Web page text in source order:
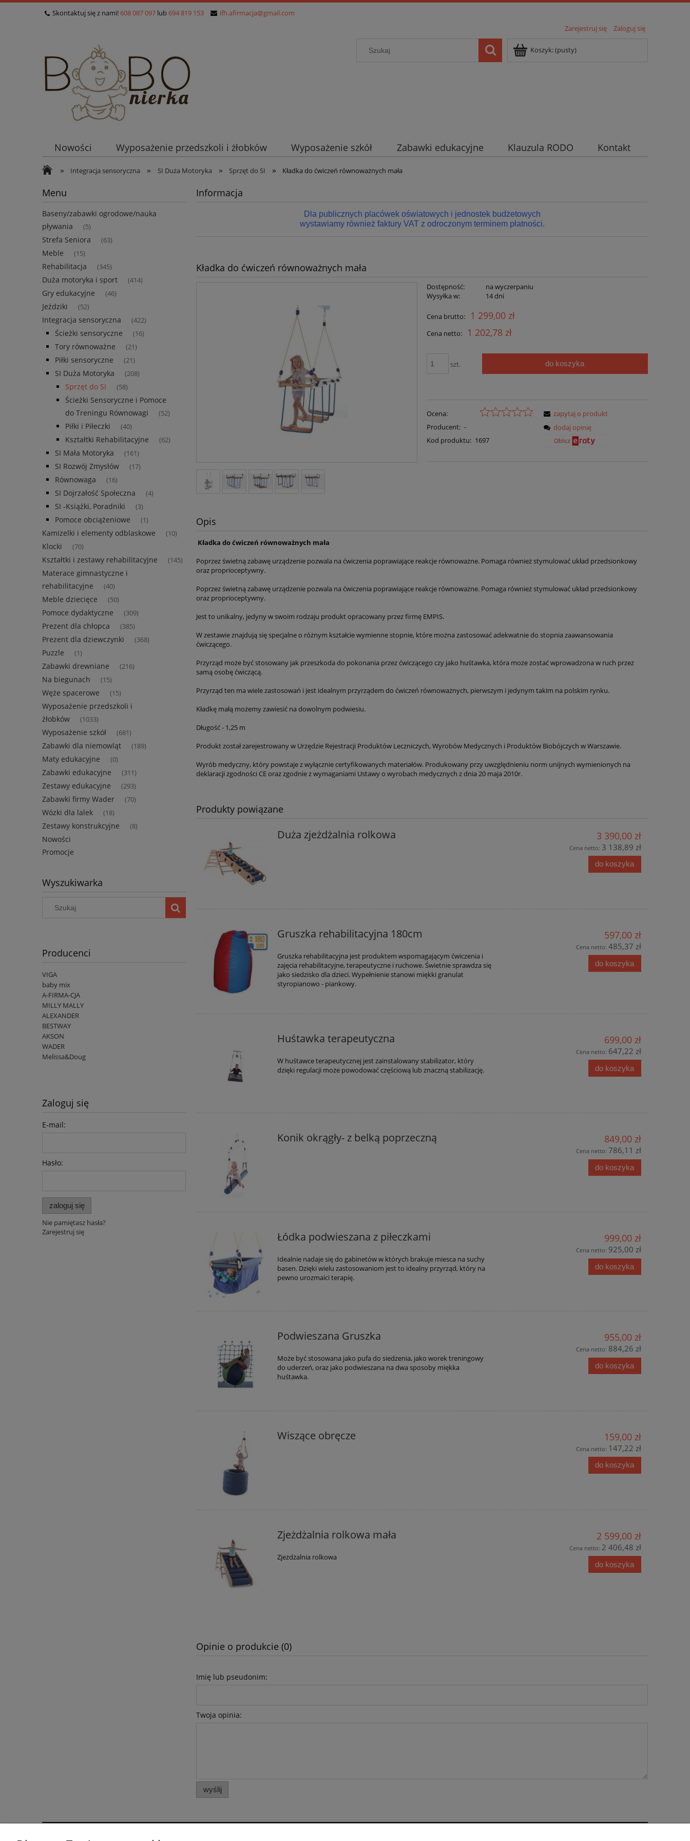
Skontaktuj się z nami! 608 087 097 lub 694 819 153
ifh.afirmacja@gmail.com
Zarejestruj się
Zaloguj się
Koszyk:(pusty)
Nowości Wyposażenie przedszkoli i żłobków Wyposażenie szkół Zabawki edukacyjne Klauzula RODO Kontakt
» Integracja sensoryczna » SI Duża Motoryka » Sprzęt do SI » Kładka do ćwiczeń równoważnych mała
Menu
Baseny/zabawki ogrodowe/nauka
pływania
(5)
Strefa Seniora (63)
Meble (15)
Rehabilitacja (345)
Duża motoryka i sport (414)
Gry edukacyjne (46)
Jeździki (52)
Integracja sensoryczna (422)
Ścieżki sensoryczne (16)
Tory równoważne (21)
Piłki sensoryczne (21)
SI Duża Motoryka (208)
Sprzęt do SI (58)
Ścieżki Sensoryczne i Pomoce
do Treningu Równowagi
(52)
Piłki i Piłeczki (40)
Kształtki Rehabilitacyjne (62)
SI Mała Motoryka (161)
SI Rozwój Zmysłów (17)
Równowaga (16)
SI Dojrzałość Społeczna (4)
SI -Książki, Poradniki (3)
Pomoce obciążeniowe (1)
Kamizelki i elementy odblaskowe (10)
Klocki (70)
Kształtki i zestawy rehabilitacyjne (145)
Materace gimnastyczne i
rehabilitacyjne
(40)
Meble dziecięce (50)
Pomoce dydaktyczne (309)
Prezent dla chłopca (385)
Prezent dla dziewczynki (368)
Puzzle (1)
Zabawki drewniane (216)
Na biegunach (15)
Węże spacerowe (15)
Wyposażenie przedszkoli i
żłobków
(1033)
Wyposażenie szkół (681)
Zabawki dla niemowląt (189)
Maty edukacyjne (0)
Zabawki edukacyjne (311)
Zestawy edukacyjne (293)
Zabawki firmy Wader (70)
Wózki dla lalek (18)
Zestawy konstrukcyjne (8)
Nowości
Promocje
Wyszukiwarka
Producenci
VIGA
baby mix
A-FIRMA-CJA
MILLY MALLY
ALEXANDER
BESTWAY
AKSON
WADER
Melissa&Doug
Zaloguj się
E-mail:
Hasło:
zaloguj się
Nie pamiętasz hasła?
Zarejestruj się
Informacja
Dla publicznych placówek oświatowych i jednostek budżetowych
wystawiamy również faktury VAT z odroczonym terminem płatności.
Kładka do ćwiczeń równoważnych mała
Dostępność:
na wyczerpaniu
Wysyłka w:
14 dni
Cena brutto: 1 299,00 zł
Cena netto: 1 202,78 zł
szt. do koszyka
Ocena:
Producent: -
Kod produktu: 1697
zapytaj o produkt
dodaj opinię
Opis
Kładka do ćwiczeń równoważnych mała
Poprzez świetną zabawę urządzenie pozwala na ćwiczenia poprawiające reakcje równoważne. Pomaga również stymulować układ przedsionkowy
oraz proprioceptywny.
Poprzez świetną zabawę urządzenie pozwala na ćwiczenia poprawiające reakcje równoważne. Pomaga również stymulować układ przedsionkowy
oraz proprioceptywny.
Jest to unikalny, jedyny w swoim rodzaju produkt opracowany przez firmę EMPIS.
W zestawie znajdują się specjalne o różnym kształcie wymienne stopnie, które można zastosować adekwatnie do stopnia zaawansowania
ćwiczącego.
Przyrząd może być stosowany jak przeszkoda do pokonania przez ćwiczącego czy jako huśtawka, która może zostać wprowadzona w ruch przez
samą osobę ćwiczącą.
Przyrząd ten ma wiele zastosowań i jest idealnym przyrządem do ćwiczeń równoważnych, pierwszym i jedynym takim na polskim rynku.
Kładkę małą możemy zawiesić na dowolnym podwiesiu.
Długość - 1,25 m
Produkt został zarejestrowany w Urzędzie Rejestracji Produktów Leczniczych, Wyrobów Medycznych i Produktów Biobójczych w Warszawie.
Wyrób medyczny, który powstaje z wyłącznie certyfikowanych materiałów. Produkowany przy uwzględnieniu norm unijnych wymienionych na
deklaracji zgodności CE oraz zgodnie z wymaganiami Ustawy o wyrobach medycznych z dnia 20 maja 2010r.
Produkty powiązane
Duża zjeżdżalnia rolkowa 3 390,00 zł
Cena netto: 3 138,89 zł
do koszyka
Gruszka rehabilitacyjna 180cm
Gruszka rehabilitacyjna jest produktem wspomagającym ćwiczenia i
zajęcia rehabilitacyjne, terapeutyczne i ruchowe. Świetnie sprawdza się
jako siedzisko dla dzieci. Wypełnienie stanowi miękki granulat
styropianowo - piankowy.
597,00 zł
Cena netto: 485,37 zł
do koszyka
Huśtawka terapeutyczna
W huśtawce terapeutycznej jest zainstalowany stabilizator, który
dzięki regulacji może powodować częściową lub znaczną stabilizację.
699,00 zł
Cena netto: 647,22 zł
do koszyka
Konik okrągły- z belką poprzeczną 849,00 zł
Cena netto: 786,11 zł
do koszyka
Łódka podwieszana z piłeczkami
Idealnie nadaje się do gabinetów w których brakuje miesca na suchy
basen. Dzięki wielu zastosowaniom jest to idealny przyrząd, który na
pewno urozmaici terapię.
999,00 zł
Cena netto: 925,00 zł
do koszyka
Podwieszana Gruszka
Może być stosowana jako pufa do siedzenia, jako worek treningowy
do uderzeń, oraz jako podwieszana na dwa sposoby miękka
huśtawka.
955,00 zł
Cena netto: 884,26 zł
do koszyka
Wiszące obręcze 159,00 zł
Cena netto: 147,22 zł
do koszyka
Zjeżdżalnia rolkowa mała
Zjeżdżalnia rolkowa
2 599,00 zł
Cena netto: 2 406,48 zł
do koszyka
Opinie o produkcie (0)
Imię lub pseudonim:
Twoja opinia:
wyślij